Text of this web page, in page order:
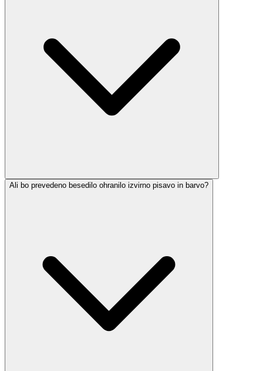
Ali bo prevedeno besedilo ohranilo izvirno pisavo in barvo?